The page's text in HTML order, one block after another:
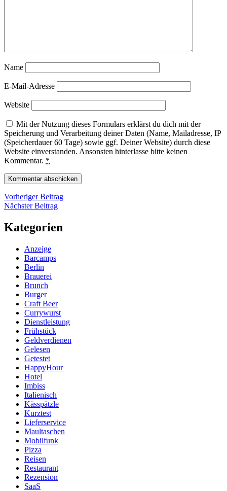
Name
E-Mail-Adresse
Website
Mit der Nutzung dieses Formulars erklärst du dich mit der
Speicherung und Verarbeitung deiner Daten (Name, Mailadresse, IP
(Speicherdauer 60 Tage) sowie ggf. Deiner Website) durch diese
Website einverstanden. Ansonsten hinterlasse bitte keinen
Kommentar. *
Beitragsnavigation
Vorheriger BeitragVorheriger
Nächster BeitragNächster
Kategorien
Anzeige
Barcamps
Berlin
Brauerei
Brunch
Burger
Craft Beer
Currywurst
Dienstleistung
Frühstück
Geldverdienen
Gelesen
Getestet
HappyHour
Hotel
Imbiss
Italienisch
Kässpätzle
Kurztest
Lieferservice
Maultaschen
Mobilfunk
Pizza
Reisen
Restaurant
Rezension
SaaS